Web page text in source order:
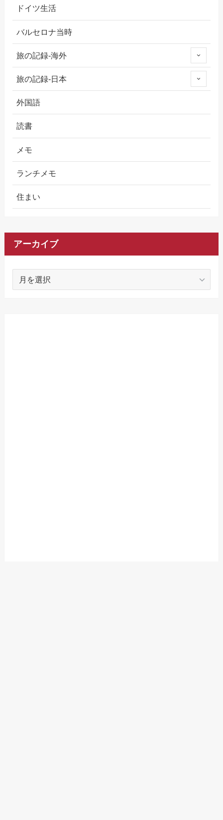
ドイツ生活
バルセロナ当時
旅の記録-海外
旅の記録-日本
外国語
読書
メモ
ランチメモ
住まい
アーカイブ